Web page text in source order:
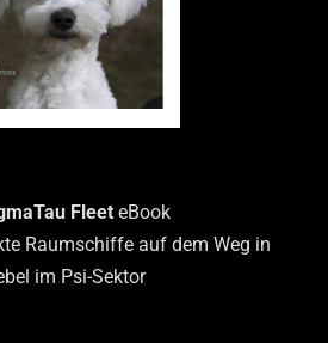
Fleet eBook
Raumschiffe auf dem Weg in
im Psi-Sektor